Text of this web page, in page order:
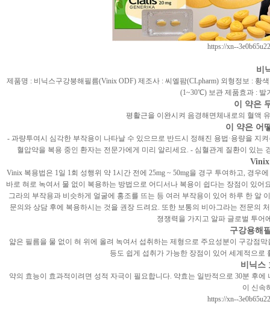
https://xn--
비
제품명 : 비닉스구강붕해필름(Vinix ODF) 제조사 : 씨엘팜(CLpharm) 외형정보 : 황
(1~30℃) 보관 제품효과 : 발
이 약은
평활근을 이완시켜 음경해면체내로의 혈액
이 약은 어
- 과량투여시 심각한 부작용이 나타날 수 있으므로 반드시 정해진 용법·용량을 지
혈압약을 복용 중인 환자는 전문가에게 미리 알리세요. - 심혈관계 질환이 있
Vinix 복용법은 1일 1회 성행위 약 1시간 전에 25mg ~ 50mg을 경구 투여하고, 경
바로 혀로 녹여서 물 없이 복용하는 방법으로 어디서나 복용이 쉽다는 장점이 있
그라의 부작용과 비슷하게 얼굴에 홍조를 뜨는 등 여러 부작용이 있어 하루 한 알
문의와 상담 후에 복용하시는 것을 권장 드려요. 또한 보통의 비아그라는 전문의
졍쟁력을 가지고 알파 글로벌 투어
구강용해
얇은 필름을 물 없이 혀 위에 올려 녹여서 섭취하는 제형으로 주요성분이 구강점
등도 쉽게 섭취가 가능한 장점이 있어 세계적으
비닉스
약의 효능이 효과적이려면 성적 자극이 필요합니다. 약효는 일반적으로 30분 후
이 신속
https://xn--